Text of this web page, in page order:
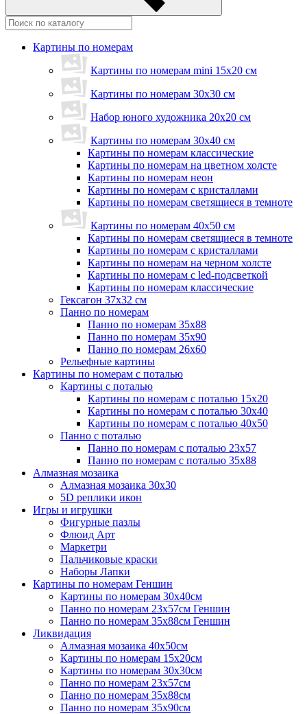
Картины по номерам
Картины по номерам mini 15х20 см
Картины по номерам 30x30 см
Набор юного художника 20х20 см
Картины по номерам 30х40 см
Картины по номерам классические
Картины по номерам на цветном холсте
Картины по номерам неон
Картины по номерам с кристаллами
Картины по номерам светящиеся в темноте
Картины по номерам 40х50 см
Картины по номерам светящиеся в темноте
Картины по номерам с кристаллами
Картины по номерам на черном холсте
Картины по номерам с led-подсветкой
Картины по номерам классические
Гексагон 37х32 см
Панно по номерам
Панно по номерам 35х88
Панно по номерам 35х90
Панно по номерам 26х60
Рельефные картины
Картины по номерам с поталью
Картины с поталью
Картины по номерам с поталью 15х20
Картины по номерам с поталью 30х40
Картины по номерам с поталью 40х50
Панно с поталью
Панно по номерам с поталью 23х57
Панно по номерам с поталью 35х88
Алмазная мозаика
Алмазная мозаика 30х30
5D реплики икон
Игры и игрушки
Фигурные пазлы
Флюид Арт
Маркетри
Пальчиковые краски
Наборы Лапки
Картины по номерам Геншин
Картины по номерам 30х40см
Панно по номерам 23х57см Геншин
Панно по номерам 35х88см Геншин
Ликвидация
Алмазная мозаика 40х50см
Картины по номерам 15х20см
Картины по номерам 30х30см
Панно по номерам 23х57см
Панно по номерам 35х88см
Панно по номерам 35х90см